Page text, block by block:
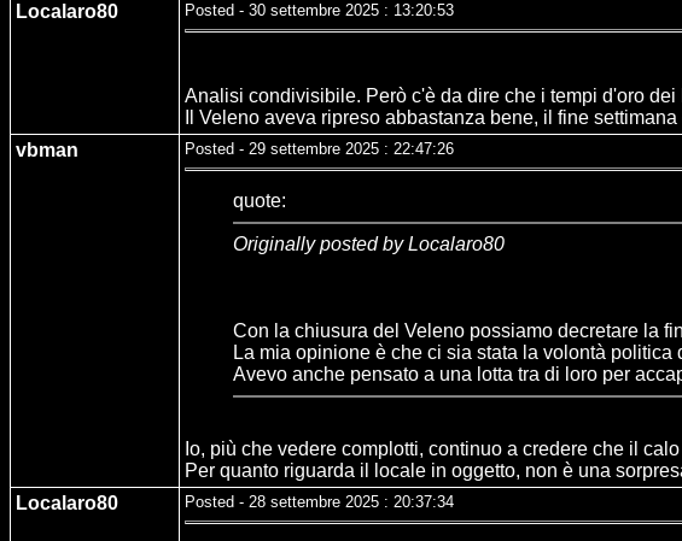
Localaro80
Posted - 30 settembre 2025 : 13:20:53
Analisi condivisibile. Però c'è da dire che i tempi d'oro
Il Veleno aveva ripreso abbastanza bene, il fine
vbman
Posted - 29 settembre 2025 : 22:47:26
quote:
Originally posted by Localaro80
Con la chiusura del Veleno possiamo decretare la
La mia opinione è che ci sia stata la volontà politica
Avevo anche pensato a una lotta tra di loro per
Io, più che vedere complotti, continuo a credere che il
Per quanto riguarda il locale in oggetto, non è una
Localaro80
Posted - 28 settembre 2025 : 20:37:34